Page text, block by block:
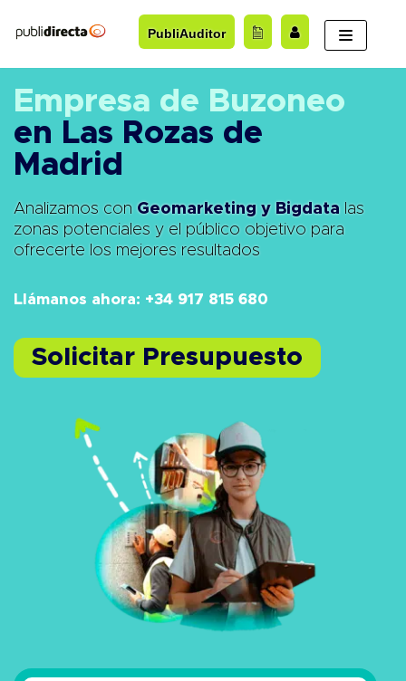
al
PubliAuditor
Empresa de Buzoneo
en Las Rozas de
Madrid
Analizamos con Geomarketing y Bigdatalas
zonas potenciales y el público objetivo para
ofrecerte los mejores resultados
Llámanos ahora: +34 917 815 680
Solicitar Presupuesto